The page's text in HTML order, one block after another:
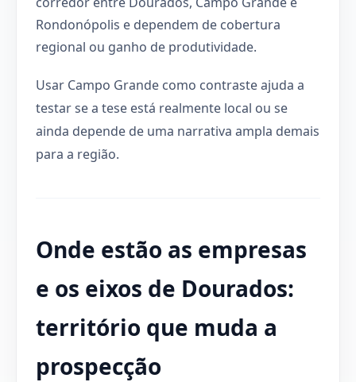
Rondonópolis e dependem de cobertura
regional ou ganho de produtividade.
Usar Campo Grande como contraste ajuda a
testar se a tese está realmente local ou se
ainda depende de uma narrativa ampla demais
para a região.
Onde estão as empresas
e os eixos de Dourados:
território que muda a
prospecção